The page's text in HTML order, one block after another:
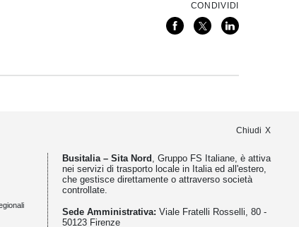
CONDIVIDI
Chiudi
Busitalia – Sita Nord , Gruppo FS Italiane, è attiva
nei servizi di trasporto locale in Italia ed all'estero,
che gestisce direttamente o attraverso società
controllate.
Sede Amministrativa: Viale Fratelli Rosselli, 80 -
50123 Firenze